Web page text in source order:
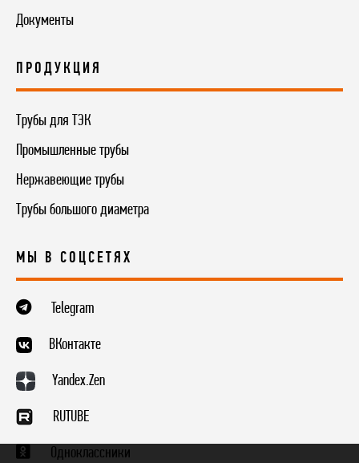
Документы
ПРОДУКЦИЯ
Трубы для ТЭК
Промышленные трубы
Нержавеющие трубы
Трубы большого диаметра
МЫ В СОЦСЕТЯХ
Telegram
ВКонтакте
Yandex.Zen
RUTUBE
Одноклассники